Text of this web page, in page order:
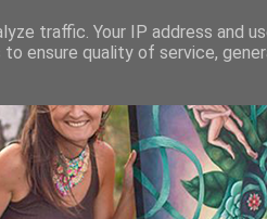
traffic. Your IP address and
ensure quality of service,